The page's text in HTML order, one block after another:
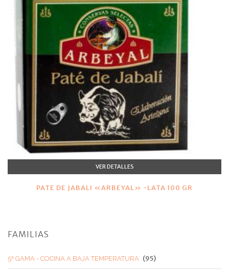
VER DETALLES
PATE DE JABALI «ARBEYAL» -LATA 100 GR
FAMILIAS
5ª GAMA - COCINA A BAJA TEMPERATURA (95)